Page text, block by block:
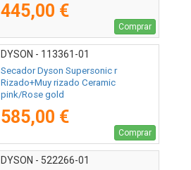
445,00 €
Comprar
DYSON - 113361-01
Secador Dyson Supersonic r
Rizado+Muy rizado Ceramic
pink/Rose gold
585,00 €
Comprar
DYSON - 522266-01